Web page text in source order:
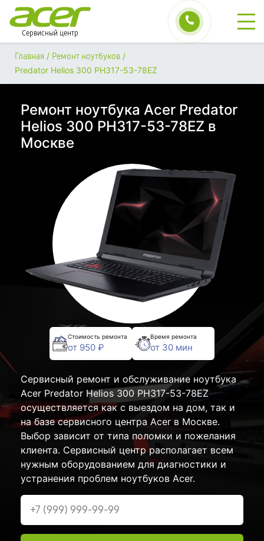
Сервисный центр
Главная / Ремонт ноутбуков /
Predator Helios 300 PH317-53-78EZ
Ремонт ноутбука Acer Predator
Helios 300 PH317-53-78EZ в
Москве
Стоимость ремонта
от 950 ₽
Время ремонта
от 30 мин
Сервисный ремонт и обслуживание ноутбука
Acer Predator Helios 300 PH317-53-78EZ
осуществляется как с выездом на дом, так и
на базе сервисного центра Acer в Москве.
Выбор зависит от типа поломки и пожелания
клиента. Сервисный центр располагает всем
нужным оборудованием для диагностики и
устранения проблем ноутбуков Acer.